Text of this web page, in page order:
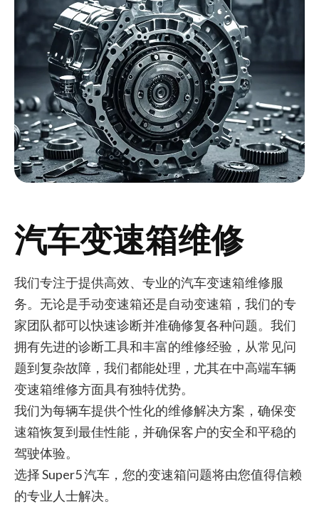
汽车变速箱维修
我们专注于提供高效、专业的汽车变速箱维修服
务。无论是手动变速箱还是自动变速箱，我们的专
家团队都可以快速诊断并准确修复各种问题。我们
拥有先进的诊断工具和丰富的维修经验，从常见问
题到复杂故障，我们都能处理，尤其在中高端车辆
变速箱维修方面具有独特优势。
我们为每辆车提供个性化的维修解决方案，确保变
速箱恢复到最佳性能，并确保客户的安全和平稳的
驾驶体验。
选择 Super5 汽车，您的变速箱问题将由您值得信赖
的专业人士解决。